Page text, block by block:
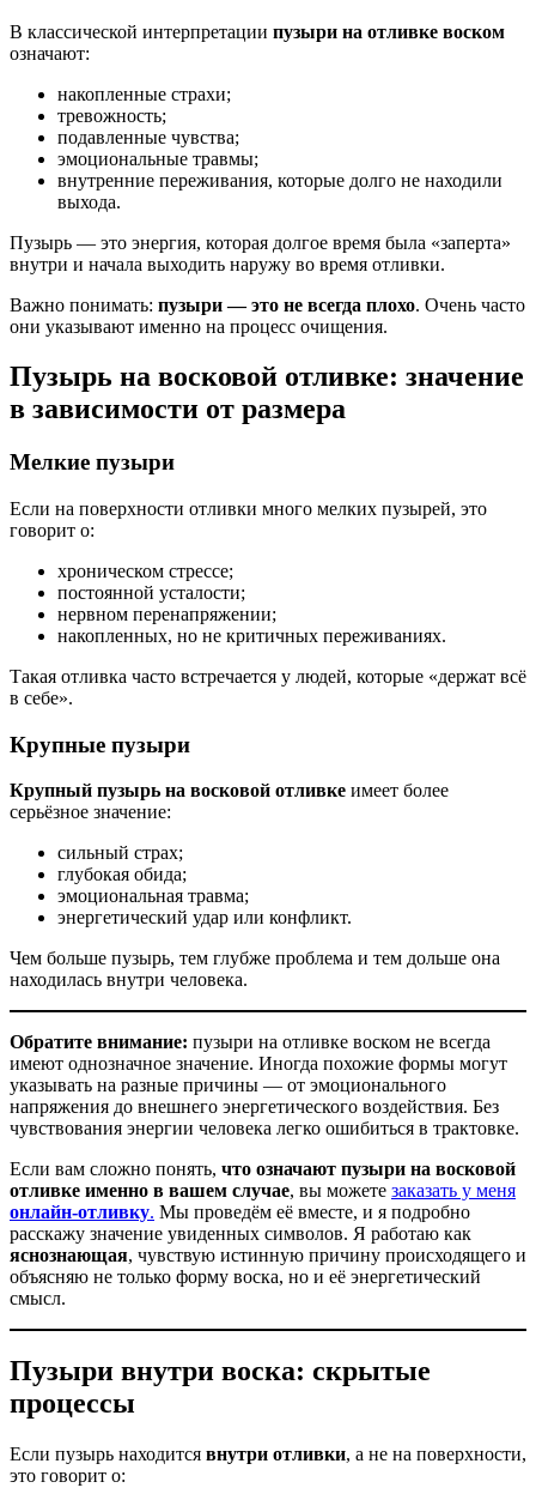
В классической интерпретации пузыри на отливке воском
означают:
накопленные страхи;
тревожность;
подавленные чувства;
эмоциональные травмы;
внутренние переживания, которые долго не находили
выхода.
Пузырь — это энергия, которая долгое время была «заперта»
внутри и начала выходить наружу во время отливки.
Важно понимать: пузыри — это не всегда плохо. Очень часто
они указывают именно на процесс очищения.
Пузырь на восковой отливке: значение
в зависимости от размера
Мелкие пузыри
Если на поверхности отливки много мелких пузырей, это
говорит о:
хроническом стрессе;
постоянной усталости;
нервном перенапряжении;
накопленных, но не критичных переживаниях.
Такая отливка часто встречается у людей, которые «держат всё
в себе».
Крупные пузыри
Крупный пузырь на восковой отливке имеет более
серьёзное значение:
сильный страх;
глубокая обида;
эмоциональная травма;
энергетический удар или конфликт.
Чем больше пузырь, тем глубже проблема и тем дольше она
находилась внутри человека.
Обратите внимание: пузыри на отливке воском не всегда
имеют однозначное значение. Иногда похожие формы могут
указывать на разные причины — от эмоционального
напряжения до внешнего энергетического воздействия. Без
чувствования энергии человека легко ошибиться в трактовке.
Если вам сложно понять, что означают пузыри на восковой
отливке именно в вашем случае, вы можете заказать у меня
онлайн-отливку. Мы проведём её вместе, и я подробно
расскажу значение увиденных символов. Я работаю как
яснознающая, чувствую истинную причину происходящего и
объясняю не только форму воска, но и её энергетический
смысл.
Пузыри внутри воска: скрытые
процессы
Если пузырь находится внутри отливки, а не на поверхности,
это говорит о: